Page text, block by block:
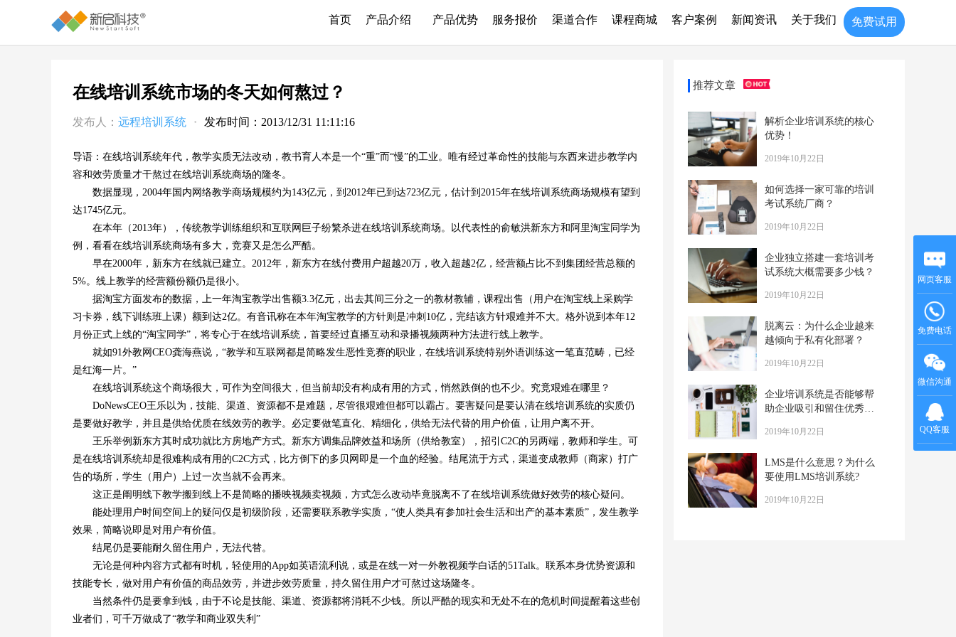
首页 产品介绍 产品优势 服务报价 渠道合作 课程商城 客户案例 新闻资讯 关于我们 免费试用
在线培训系统市场的冬天如何熬过？
发布人： 远程培训系统 · 发布时间：2013/12/31 11:11:16
导语：在线培训系统年代，教学实质无法改动，教书育人本是一个“重”而“慢”的工业。唯有经过革命性的技能与东西来进步教学内
容和效劳质量才干熬过在线培训系统商场的隆冬。
数据显现，2004年国内网络教学商场规模约为143亿元，到2012年已到达723亿元，估计到2015年在线培训系统商场规模有望到
达1745亿元。
在本年（2013年），传统教学训练组织和互联网巨子纷繁杀进在线培训系统商场。以代表性的俞敏洪新东方和阿里淘宝同学为
例，看看在线培训系统商场有多大，竞赛又是怎么严酷。
早在2000年，新东方在线就已建立。2012年，新东方在线付费用户超越20万，收入超越2亿，经营额占比不到集团经营总额的
5%。线上教学的经营额份额仍是很小。
据淘宝方面发布的数据，上一年淘宝教学出售额3.3亿元，出去其间三分之一的教材教辅，课程出售（用户在淘宝线上采购学
习卡券，线下训练班上课）额到达2亿。有音讯称在本年淘宝教学的方针则是冲刺10亿，完结该方针艰难并不大。格外说到本年12
月份正式上线的“淘宝同学”，将专心于在线培训系统，首要经过直播互动和录播视频两种方法进行线上教学。
就如91外教网CEO龚海燕说，“教学和互联网都是简略发生恶性竞赛的职业，在线培训系统特别外语训练这一笔直范畴，已经
是红海一片。”
在线培训系统这个商场很大，可作为空间很大，但当前却没有构成有用的方式，悄然跌倒的也不少。究竟艰难在哪里？
DoNewsCEO王乐以为，技能、渠道、资源都不是难题，尽管很艰难但都可以霸占。要害疑问是要认清在线培训系统的实质仍
是要做好教学，并且是供给优质在线效劳的教学。必定要做笔直化、精细化，供给无法代替的用户价值，让用户离不开。
王乐举例新东方其时成功就比方房地产方式。新东方调集品牌效益和场所（供给教室），招引C2C的另两端，教师和学生。可
是在线培训系统却是很难构成有用的C2C方式，比方倒下的多贝网即是一个血的经验。结尾流于方式，渠道变成教师（商家）打广
告的场所，学生（用户）上过一次当就不会再来。
这正是阐明线下教学搬到线上不是简略的播映视频卖视频，方式怎么改动毕竟脱离不了在线培训系统做好效劳的核心疑问。
能处理用户时间空间上的疑问仅是初级阶段，还需要联系教学实质，“使人类具有参加社会生活和出产的基本素质”，发生教学
效果，简略说即是对用户有价值。
结尾仍是要能耐久留住用户，无法代替。
无论是何种内容方式都有时机，轻使用的App如英语流利说，或是在线一对一外教视频学白话的51Talk。联系本身优势资源和
技能专长，做对用户有价值的商品效劳，并进步效劳质量，持久留住用户才可熬过这场隆冬。
当然条件仍是要拿到钱，由于不论是技能、渠道、资源都将消耗不少钱。所以严酷的现实和无处不在的危机时间提醒着这些创
业者们，可千万做成了“教学和商业双失利”
推荐文章
解析企业培训系统的核心
优势！
2019年10月22日
如何选择一家可靠的培训
考试系统厂商？
2019年10月22日
企业独立搭建一套培训考
试系统大概需要多少钱？
2019年10月22日
脱离云：为什么企业越来
越倾向于私有化部署？
2019年10月22日
企业培训系统是否能够帮
助企业吸引和留住优秀人
2019年10月22日
LMS是什么意思？为什么
要使用LMS培训系统?
2019年10月22日
网页客服
免费电话
微信沟通
QQ客服